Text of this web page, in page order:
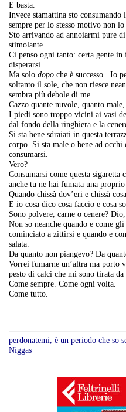
E basta.
Invece stamattina sto consumando
sempre per lo stesso motivo non lo
Sto arrivando ad annoiarmi pure
stimolante.
Ci penso ogni tanto: certa gente in
disperarsi.
Ma solo dopo che è successo.. Io
soltanto il sole, che non riesce
sembra più debole di me.
Cazzo quante nuvole, quanto
I piedi sono troppo vicini ai vasi
dal fondo della ringhiera e la
Si sta bene sdraiati in questa
corpo. Si sta male o bene ad
consumarsi.
Vero?
Consumarsi come questa sigaretta
anche tu ne hai fumata una
Quando chissà dov’eri e chissà
E io cosa dico cosa faccio e cosa
Sono polvere, carne o cenere?
Non so neanche quando e come
cominciato a zittirsi e quando e
salata.
Da quanto non piangevo? Da
Vorrei fumarne un’altra ma porto
pesto di calci che mi sono tirata da
Come sempre. Come ogni volta.
Come tutto.
perdonatemi, è un periodo che so
Niggas